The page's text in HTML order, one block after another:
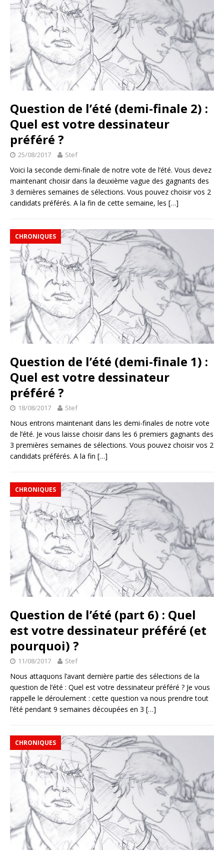
Question de l’été (demi-finale 2) :
Quel est votre dessinateur
préféré ?
25/08/2017 Stef
Voici la seconde demi-finale de notre vote de l’été. Vous devez
maintenant choisir dans la deuxième vague des gagnants des
3 dernières semaines de sélections. Vous pouvez choisir vos 2
candidats préférés. A la fin de cette semaine, les […]
CHRONIQUES
Question de l’été (demi-finale 1) :
Quel est votre dessinateur
préféré ?
18/08/2017 Stef
Nous entrons maintenant dans les demi-finales de notre vote
de l’été. Je vous laisse choisir dans les 6 premiers gagnants des
3 premières semaines de sélections. Vous pouvez choisir vos 2
candidats préférés. A la fin […]
CHRONIQUES
Question de l’été (part 6) : Quel
est votre dessinateur préféré (et
pourquoi) ?
11/08/2017 Stef
Nous attaquons l’avant dernière partie des sélections de la
question de l’été : Quel est votre dessinateur préféré ? Je vous
rappelle le déroulement : cette question va nous prendre tout
l’été pendant 9 semaines découpées en 3 […]
CHRONIQUES